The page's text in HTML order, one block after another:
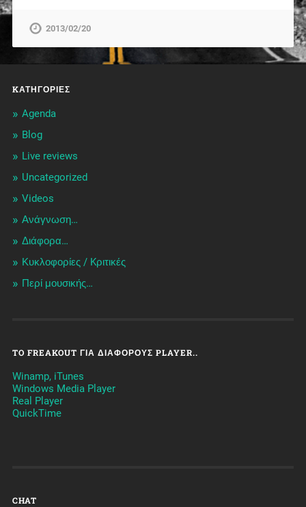
2013/02/20
KΑΤΗΓΟΡΊΕΣ
Agenda
Blog
Live reviews
Uncategorized
Videos
Ανάγνωση…
Διάφορα…
Κυκλοφορίες / Kριτικές
Περί μουσικής…
TO FREAKOUT ΓΙΑ ΔΙΆΦΟΡΟΥΣ PLAYER..
Winamp, iTunes
Windows Media Player
Real Player
QuickTime
CHAT